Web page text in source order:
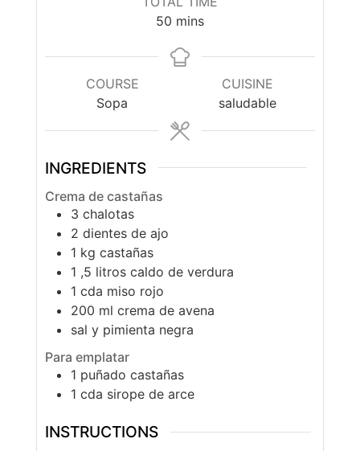
50minutes
mins
COURSE
Sopa
CUISINE
saludable
INGREDIENTS
Crema de castañas
3 chalotas
2 dientes de ajo
1 kg castañas
1 ,5 litros caldo de verdura
1 cda miso rojo
200 ml crema de avena
sal y pimienta negra
Para emplatar
1 puñado castañas
1 cda sirope de arce
INSTRUCTIONS